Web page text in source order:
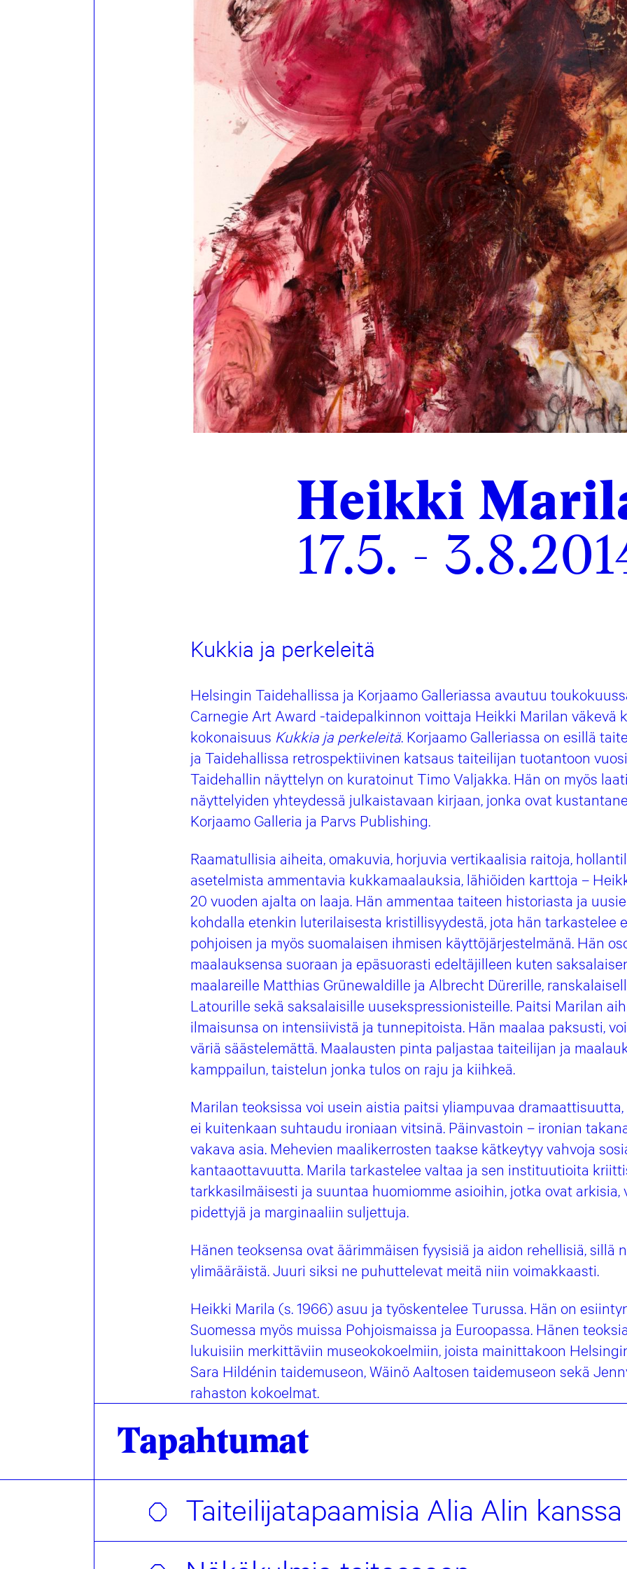
Heikki
17.5. -
Kukkia ja perkeleitä
Helsingin Taidehallissa ja Korjaamo Galleriassa avautuu
Carnegie Art Award -taidepalkinnon voittaja Heikki Marilan väkevä
kokonaisuus Kukkia ja perkeleitä. Korjaamo Galleriassa on esillä
ja Taidehallissa retrospektiivinen katsaus taiteilijan tuotantoon
Taidehallin näyttelyn on kuratoinut Timo Valjakka. Hän on myös
näyttelyiden yhteydessä julkaistavaan kirjaan, jonka ovat
Korjaamo Galleria ja Parvs Publishing.
Raamatullisia aiheita, omakuvia, horjuvia vertikaalisia raitoja,
asetelmista ammentavia kukkamaalauksia, lähiöiden karttoja –
20 vuoden ajalta on laaja. Hän ammentaa taiteen historiasta ja
kohdalla etenkin luterilaisesta kristillisyydestä, jota hän tarkastelee
pohjoisen ja myös suomalaisen ihmisen käyttöjärjestelmänä. Hän
maalauksensa suoraan ja epäsuorasti edeltäjilleen kuten
maalareille Matthias Grünewaldille ja Albrecht Dürerille,
Latourille sekä saksalaisille uusekspressionisteille. Paitsi Marilan
ilmaisunsa on intensiivistä ja tunnepitoista. Hän maalaa paksusti,
väriä säästelemättä. Maalausten pinta paljastaa taiteilijan ja
kamppailun, taistelun jonka tulos on raju ja kiihkeä.
Marilan teoksissa voi usein aistia paitsi yliampuvaa
ei kuitenkaan suhtaudu ironiaan vitsinä. Päinvastoin – ironian
vakava asia. Mehevien maalikerrosten taakse kätkeytyy vahvoja
kantaaottavuutta. Marila tarkastelee valtaa ja sen instituutioita
tarkkasilmäisesti ja suuntaa huomiomme asioihin, jotka ovat arkisia,
pidettyjä ja marginaaliin suljettuja.
Hänen teoksensa ovat äärimmäisen fyysisiä ja aidon rehellisiä, sillä
ylimääräistä. Juuri siksi ne puhuttelevat meitä niin voimakkaasti.
Heikki Marila (s. 1966) asuu ja työskentelee Turussa. Hän on
Suomessa myös muissa Pohjoismaissa ja Euroopassa. Hänen
lukuisiin merkittäviin museokokoelmiin, joista mainittakoon
Sara Hildénin taidemuseon, Wäinö Aaltosen taidemuseon sekä
rahaston kokoelmat.
Tapahtumat
Taiteilijatapaamisia Alia Alin kanssa